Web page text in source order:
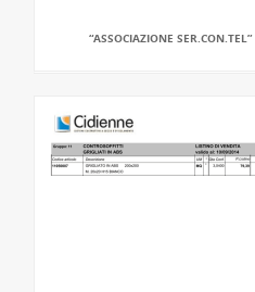
“ASSOCIAZIONE SER.CON.TEL”